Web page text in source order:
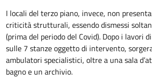
I locali del terzo piano, invece, non
criticità strutturali, essendo dismessi
(prima del periodo del Covid). Dopo i lavori
sulle 7 stanze oggetto di intervento,
ambulatori specialistici, oltre a una sala
bagno e un archivio.